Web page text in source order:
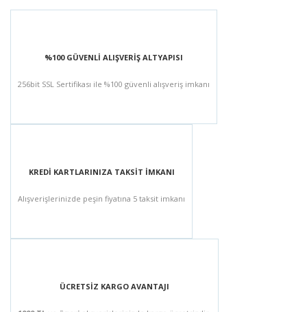
%100 GÜVENLİ ALIŞVERİŞ ALTYAPISI
256bit SSL Sertifikası ile %100 güvenli alışveriş imkanı
KREDİ KARTLARINIZA TAKSİT İMKANI
Alışverişlerinizde peşin fiyatına 5 taksit imkanı
ÜCRETSİZ KARGO AVANTAJI